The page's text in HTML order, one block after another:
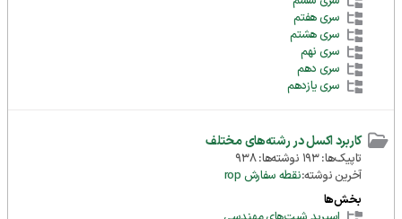
سری هفتم
سری هشتم
سری نهم
سری دهم
سری یازدهم
کاربرد اکسل در رشته‌های مختلف
تاپیک‌ها: 193 نوشته‌ها: 938
آخرین نوشته:نقطه سفارش rop
بخش‌ها